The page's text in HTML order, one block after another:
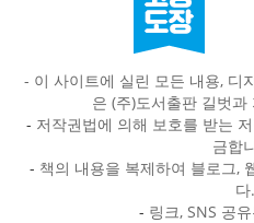
- 이 사이트에 실린 모든 내용, 디
은 (주)도서출판 길벗
- 저작권법에 의해 보호를 받는
금합
- 책의 내용을 복제하여 블로그,
다.
- 링크, SNS 공